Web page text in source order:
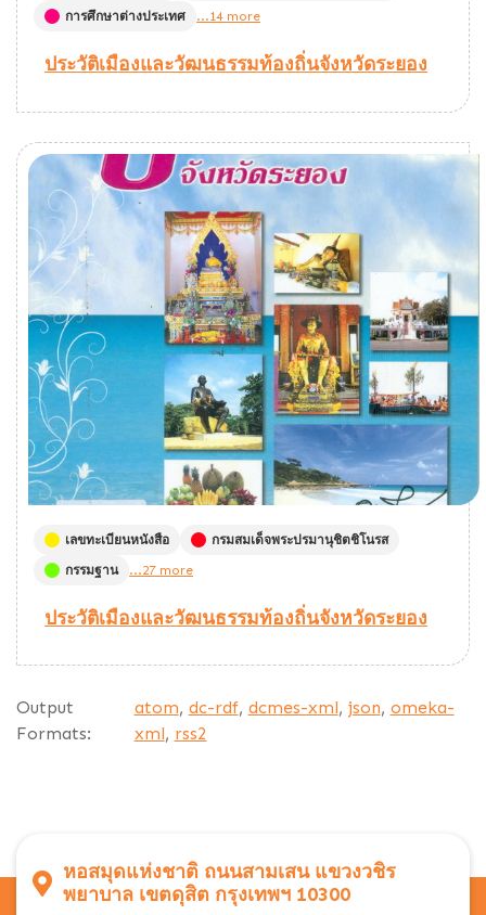
การศึกษาต่างประเทศ
...14 more
ประวัติเมืองและวัฒนธรรมท้องถิ่นจังหวัดระยอง
เลขทะเบียนหนังสือ
กรมสมเด็จพระปรมานุชิตชิโนรส
กรรมฐาน
...27 more
ประวัติเมืองและวัฒนธรรมท้องถิ่นจังหวัดระยอง
Output
Formats:
atom, dc-rdf, dcmes-xml, json, omeka-
xml, rss2
หอสมุดแห่งชาติ ถนนสามเสน แขวงวชิร
พยาบาล เขตดุสิต กรุงเทพฯ 10300